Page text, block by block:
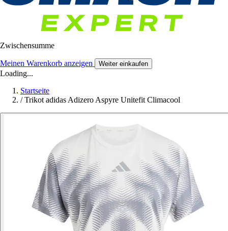
Zwischensumme
Meinen Warenkorb anzeigen Weiter einkaufen
Loading...
Startseite
/ Trikot adidas Adizero Aspyre Unitefit Climacool